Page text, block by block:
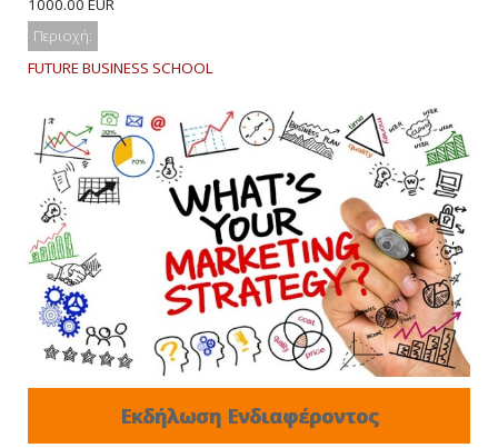
1000.00 EUR
Περιοχή:
FUTURE BUSINESS SCHOOL
Εκδήλωση Ενδιαφέροντος